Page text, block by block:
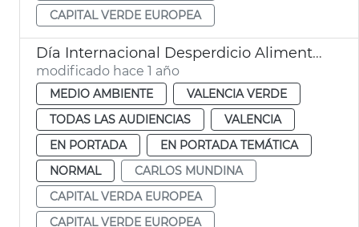
CAPITAL VERDE EUROPEA
Día Internacional Desperdicio Alimentario
modificado hace 1 año
MEDIO AMBIENTE
VALENCIA VERDE
TODAS LAS AUDIENCIAS
VALENCIA
EN PORTADA
EN PORTADA TEMÁTICA
NORMAL
CARLOS MUNDINA
CAPITAL VERDA EUROPEA
CAPITAL VERDE EUROPEA